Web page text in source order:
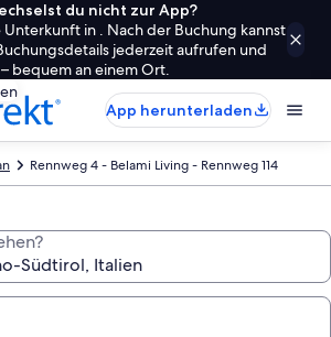
du nicht zur App?
Unterkunft in . Nach der Buchung kannst
jederzeit aufrufen und
bequem an einem Ort.
App herunterladen
Rennweg 4 - Belami Living - Rennweg 114